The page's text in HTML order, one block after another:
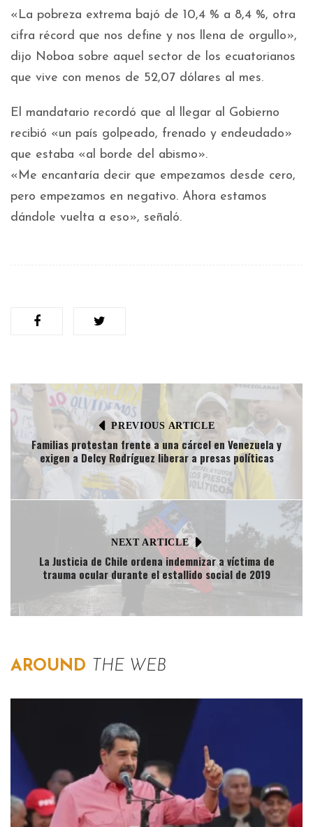
«La pobreza extrema bajó de 10,4 % a 8,4 %, otra
cifra récord que nos define y nos llena de orgullo»,
dijo Noboa sobre aquel sector de los ecuatorianos
que vive con menos de 52,07 dólares al mes.
El mandatario recordó que al llegar al Gobierno
recibió «un país golpeado, frenado y endeudado»
que estaba «al borde del abismo».
«Me encantaría decir que empezamos desde cero,
pero empezamos en negativo. Ahora estamos
dándole vuelta a eso», señaló.
PREVIOUS ARTICLE
Familias protestan frente a una cárcel en Venezuela y
exigen a Delcy Rodríguez liberar a presas políticas
NEXT ARTICLE
La Justicia de Chile ordena indemnizar a víctima de
trauma ocular durante el estallido social de 2019
AROUND THE WEB